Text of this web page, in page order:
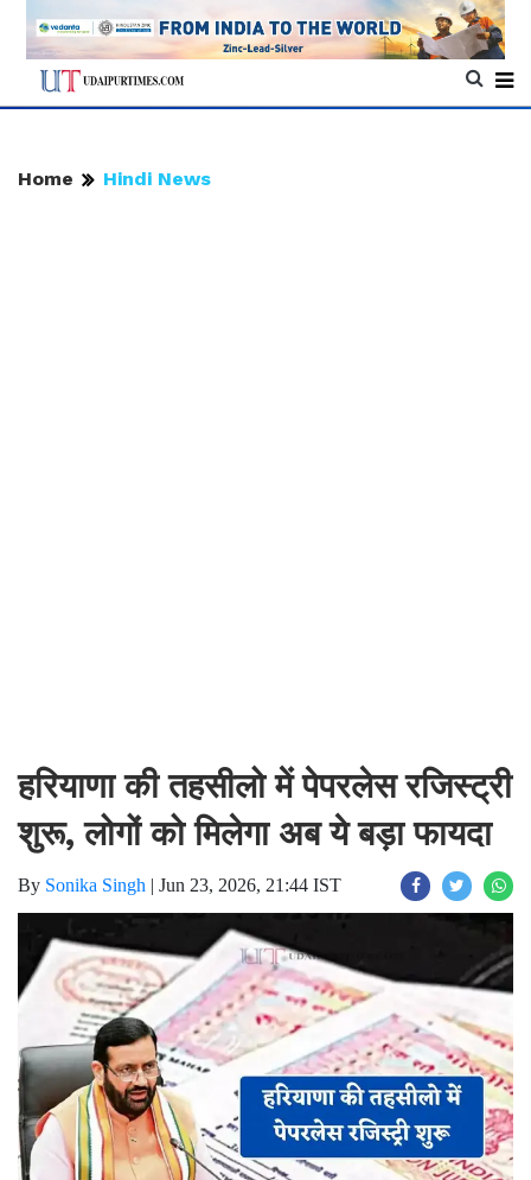
Home Hindi News
हरियाणा की तहसीलो में पेपरलेस रजिस्ट्री
शुरू, लोगों को मिलेगा अब ये बड़ा फायदा
By Sonika Singh | Jun 23, 2026, 21:44 IST